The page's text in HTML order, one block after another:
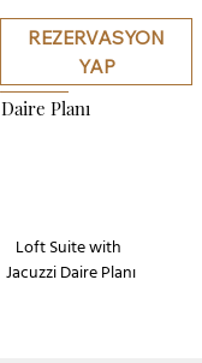
REZERVASYON
YAP
Daire Planı
Loft Suite with
Jacuzzi Daire Planı